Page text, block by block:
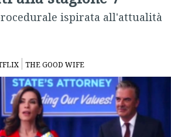
ispirata all'attualità
THE GOOD WIFE